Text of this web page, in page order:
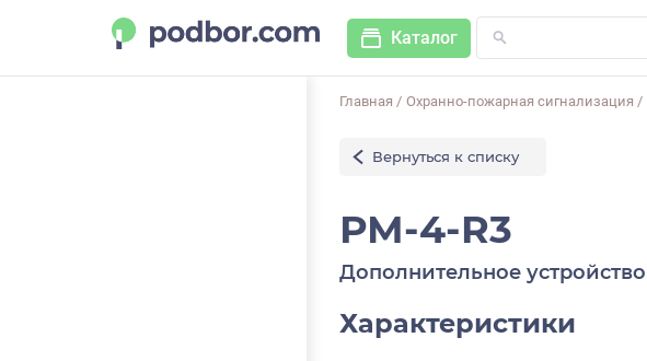
Каталог
Главная / Охранно-пожарная сигнализация /
Вернуться к списку
РМ-4-R3
Дополнительное устройство
Характеристики